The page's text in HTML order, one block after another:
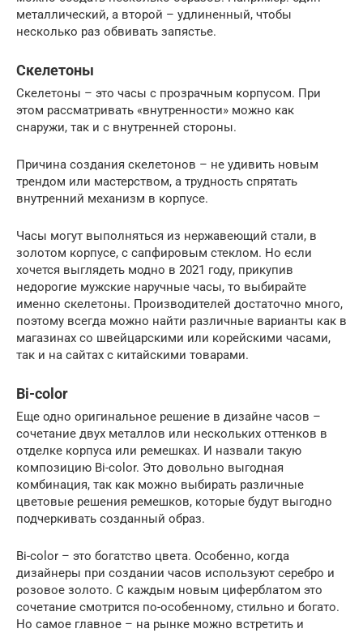
металлический, а второй – удлиненный, чтобы
несколько раз обвивать запястье.
Скелетоны
Скелетоны – это часы с прозрачным корпусом. При
этом рассматривать «внутренности» можно как
снаружи, так и с внутренней стороны.
Причина создания скелетонов – не удивить новым
трендом или мастерством, а трудность спрятать
внутренний механизм в корпусе.
Часы могут выполняться из нержавеющий стали, в
золотом корпусе, с сапфировым стеклом. Но если
хочется выглядеть модно в 2021 году, прикупив
недорогие мужские наручные часы, то выбирайте
именно скелетоны. Производителей достаточно много,
поэтому всегда можно найти различные варианты как в
магазинах со швейцарскими или корейскими часами,
так и на сайтах с китайскими товарами.
Bi-color
Еще одно оригинальное решение в дизайне часов –
сочетание двух металлов или нескольких оттенков в
отделке корпуса или ремешках. И назвали такую
композицию Bi-color. Это довольно выгодная
комбинация, так как можно выбирать различные
цветовые решения ремешков, которые будут выгодно
подчеркивать созданный образ.
Bi-color – это богатство цвета. Особенно, когда
дизайнеры при создании часов используют серебро и
розовое золото. С каждым новым циферблатом это
сочетание смотрится по-особенному, стильно и богато.
Но самое главное – на рынке можно встретить и